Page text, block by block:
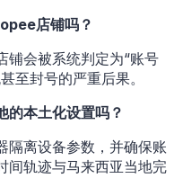
店铺吗？
铺会被系统判定为“账号
至封号的严重后果。
的本土化设置吗？
隔离设备参数，并确保账
间轨迹与马来西亚当地完